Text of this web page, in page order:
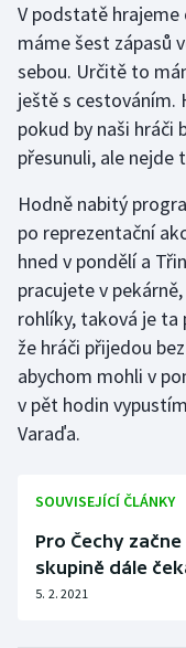
V podstatě hrajeme
máme šest zápasů
sebou. Určitě to
ještě s cestováním.
pokud by naši hráči
přesunuli, ale nejde
Hodně nabitý
po reprezentační
hned v pondělí a
pracujete v
rohlíky, taková je ta
že hráči přijedou
abychom mohli v
v pět hodin
Varaďa.
SOUVISEJÍCÍ ČLÁNKY
Pro Čechy
skupině dále
5. 2. 2021